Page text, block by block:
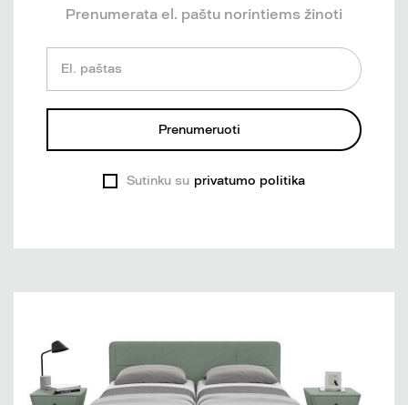
Prenumerata el. paštu norintiems žinoti
El. paštas
Prenumeruoti
Sutinku su privatumo politika